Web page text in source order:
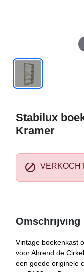
Stabilux
Kramer

Omschrijving
Vintage boekenkast
voor Ahrend de
een goede originele